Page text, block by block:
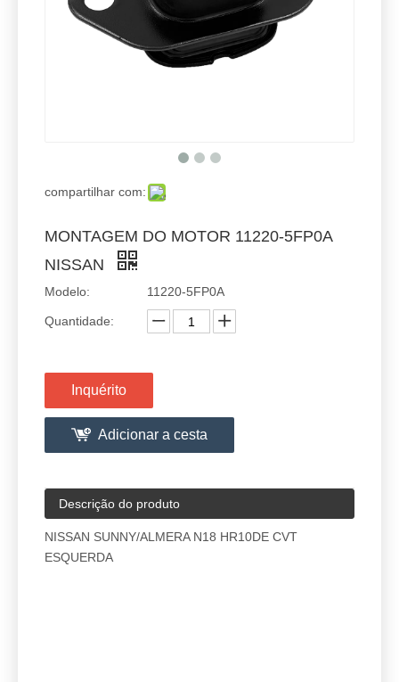
compartilhar com:
MONTAGEM DO MOTOR 11220-5FP0A
NISSAN
Modelo: 11220-5FP0A
Quantidade:
Inquérito
Adicionar a cesta
Descrição do produto
NISSAN SUNNY/ALMERA N18 HR10DE CVT
ESQUERDA